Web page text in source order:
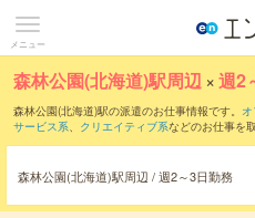
メニュー
森林公園(北海道)駅周辺 ×週2
森林公園(北海道)駅の派遣のお仕事情報です。
サービス系、 クリエイティブ系などのお仕事を
森林公園(北海道)駅周辺 / 週2～3日勤務